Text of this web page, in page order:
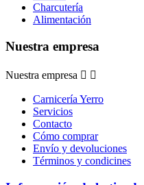
Charcutería
Alimentación
Nuestra empresa
Nuestra empresa  
Carnicería Yerro
Servicios
Contacto
Cómo comprar
Envío y devoluciones
Términos y condicines